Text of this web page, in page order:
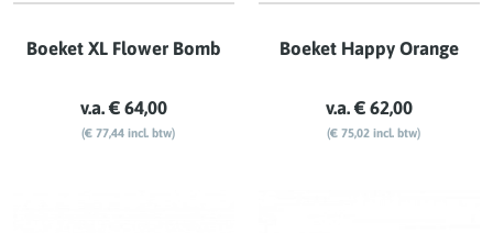
Boeket XL Flower Bomb
v.a. € 64,00
(€ 77,44 incl. btw)
Boeket Happy Orange
v.a. € 62,00
(€ 75,02 incl. btw)